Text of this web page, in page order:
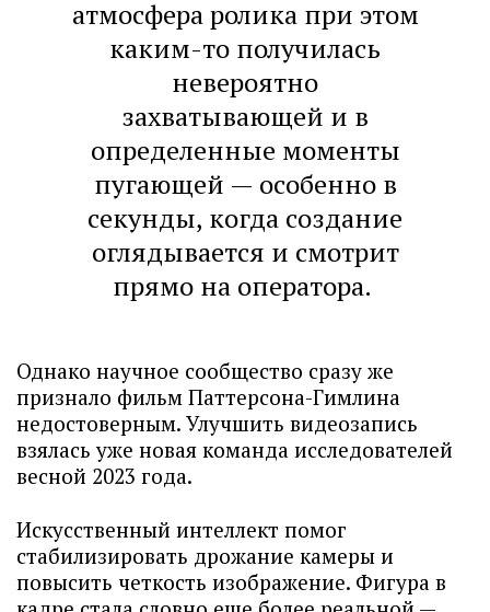
атмосфера ролика при этом
каким-то получилась
невероятно
захватывающей и в
определенные моменты
пугающей — особенно в
секунды, когда создание
оглядывается и смотрит
прямо на оператора.
Однако научное сообщество сразу же
признало фильм Паттерсона-Гимлина
недостоверным. Улучшить видеозапись
взялась уже новая команда исследователей
весной 2023 года.
Искусственный интеллект помог
стабилизировать дрожание камеры и
повысить четкость изображение. Фигура в